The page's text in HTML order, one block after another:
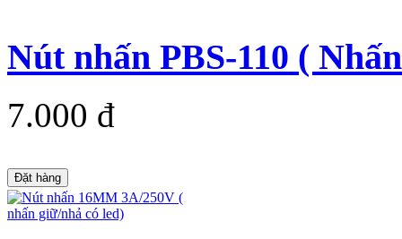
Nút nhấn PBS-110 (
7.000 đ
Đặt hàng